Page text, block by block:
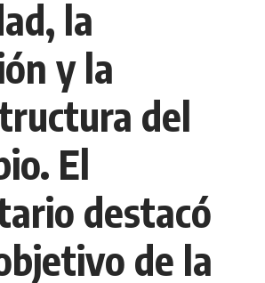
la
y la
del
El
destacó
de la